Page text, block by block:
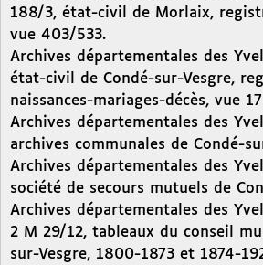
188/3, état-civil de Morlaix,
vue 403/533.
Archives départementales des
état-civil de Condé-sur-Vesgre,
naissances-mariages-décès, vue
Archives départementales des
archives communales de Condé-
Archives départementales des
société de secours mutuels de
Archives départementales des
2 M 29/12, tableaux du conseil
sur-Vesgre, 1800-1873 et 1874-